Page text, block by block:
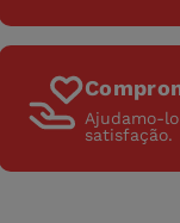
Ajudamo-
satisfação.